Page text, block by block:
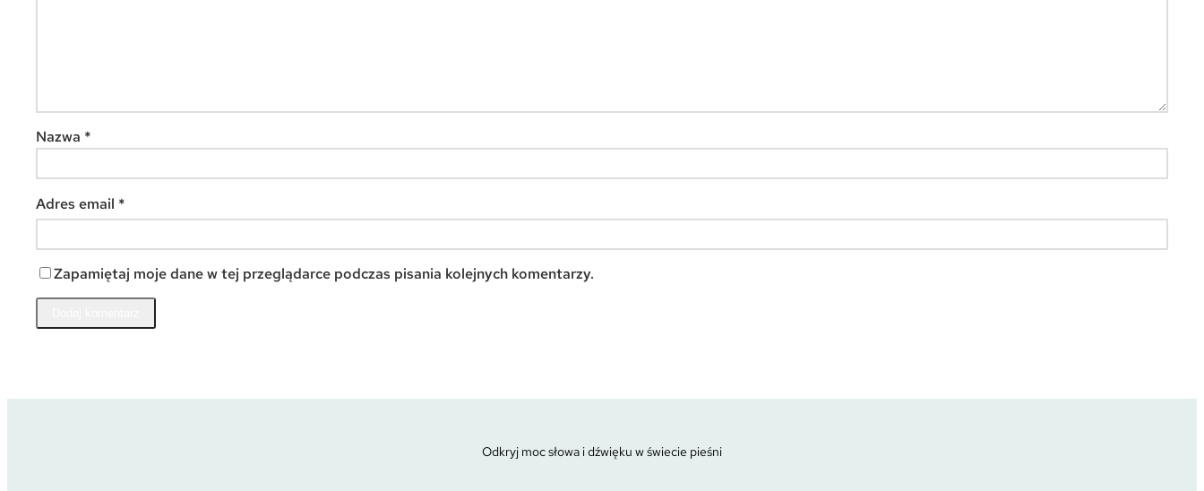
Nazwa *
Adres email *
Zapamiętaj moje dane w tej przeglądarce podczas pisania kolejnych komentarzy.
Odkryj moc słowa i dźwięku w świecie pieśni